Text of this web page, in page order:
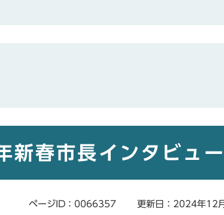
新春市長インタビュー
ページID：0066357 更新日：2024年12